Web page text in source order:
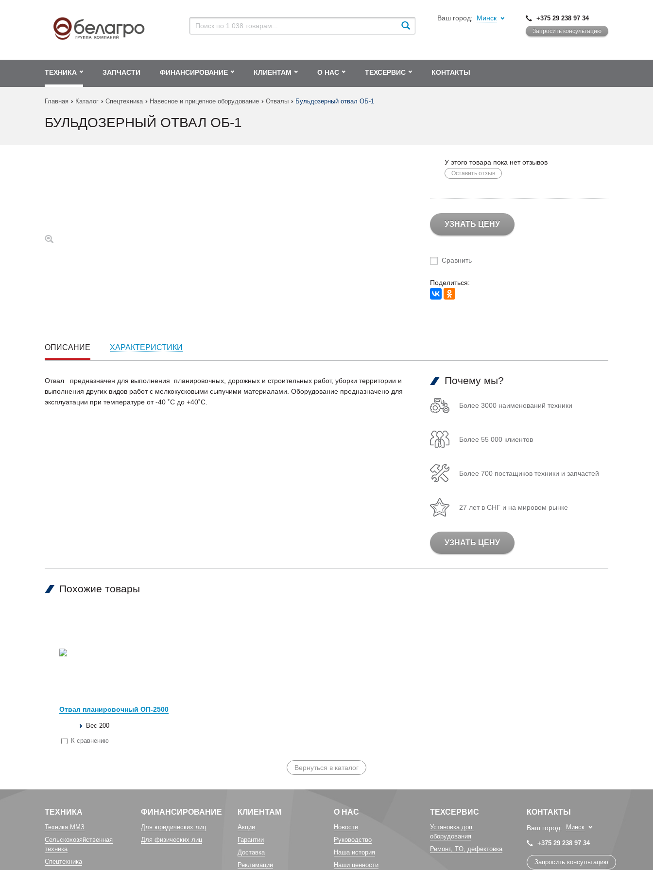
Ваш город: Минск +375 29 238 97 34
Запросить консультацию
ТЕХНИКА ЗАПЧАСТИ ФИНАНСИРОВАНИЕ КЛИЕНТАМ О НАС ТЕХСЕРВИС КОНТАКТЫ
Главная Каталог Спецтехника Навесное и прицепное оборудование Отвалы Бульдозерный отвал ОБ-1
БУЛЬДОЗЕРНЫЙ ОТВАЛ ОБ-1
У этого товара пока нет отзывов
Оставить отзыв
УЗНАТЬ ЦЕНУ
Сравнить
Поделиться:
ОПИСАНИЕ ХАРАКТЕРИСТИКИ
Отвал предназначен для выполнения планировочных, дорожных и строительных работ, уборки территории и
выполнения других видов работ с мелкокусковыми сыпучими материалами. Оборудование предназначено для
эксплуатации при температуре от -40 ˚С до +40˚С.
Почему мы?
Более 3000 наименований техники
Более 55 000 клиентов
Более 700 постащиков техники и запчастей
27 лет в СНГ и на мировом рынке
УЗНАТЬ ЦЕНУ
Похожие товары
Отвал планировочный ОП-2500
Вес 200
К сравнению
Вернуться в каталог
ТЕХНИКА
Техника ММЗ
Сельскохозяйственная
техника
Спецтехника
ФИНАНСИРОВАНИЕ
Для юридических лиц
Для физических лиц
КЛИЕНТАМ
Акции
Гарантии
Доставка
Рекламации
О НАС
Новости
Руководство
Наша история
Наши ценности
ТЕХСЕРВИС
Установка доп.
оборудования
Ремонт, TO, дефектовка
КОНТАКТЫ
Ваш город: Минск
+375 29 238 97 34
Запросить консультацию